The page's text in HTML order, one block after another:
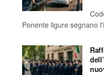
Ponente ligure segnano